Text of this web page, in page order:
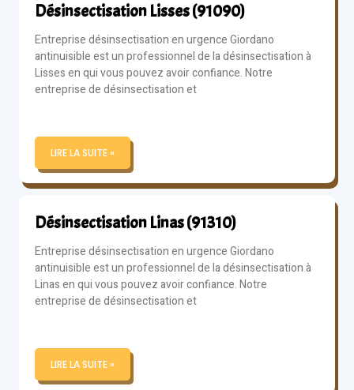
Désinsectisation Lisses (91090)
Entreprise désinsectisation en urgence Giordano
antinuisible est un professionnel de la désinsectisation à
Lisses en qui vous pouvez avoir confiance. Notre
entreprise de désinsectisation et
LIRE LA SUITE »
Désinsectisation Linas (91310)
Entreprise désinsectisation en urgence Giordano
antinuisible est un professionnel de la désinsectisation à
Linas en qui vous pouvez avoir confiance. Notre
entreprise de désinsectisation et
LIRE LA SUITE »